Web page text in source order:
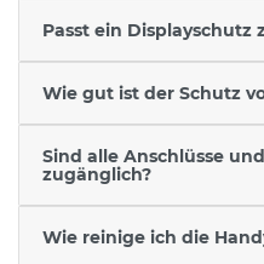
Passt ein Displayschutz
Wie gut ist der Schutz
Sind alle Anschlüsse
zugänglich?
Wie reinige ich die